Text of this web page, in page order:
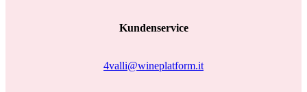
Kundenservice
4valli@wineplatform.it